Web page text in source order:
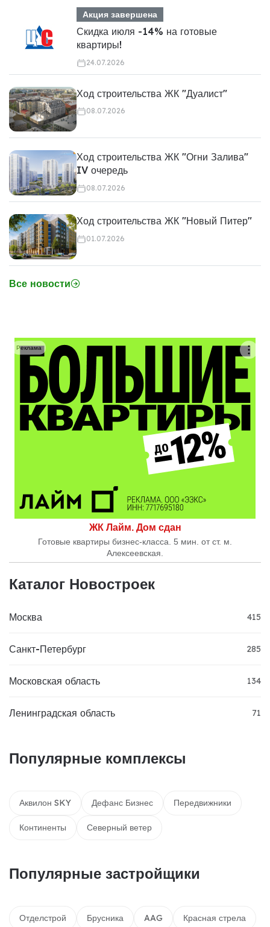
Акция завершена
Скидка июля -14% на готовые
квартиры!
24.07.2026
Ход строительства ЖК "Дуалист"
08.07.2026
Ход строительства ЖК "Огни Залива"
IV очередь
08.07.2026
Ход строительства ЖК "Новый Питер"
01.07.2026
Все новости
ЖК Лайм. Дом сдан
Готовые квартиры бизнес-класса. 5 мин. от ст. м.
Алексеевская.
Реклама
Каталог Новостроек
Москва 415
Санкт-Петербург 285
Московская область 134
Ленинградская область 71
Популярные комплексы
Аквилон SKY Дефанс Бизнес Передвижники
Континенты Северный ветер
Популярные застройщики
Отделстрой Брусника AAG Красная стрела